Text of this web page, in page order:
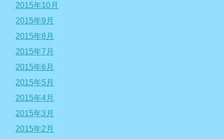
2015年10月
2015年9月
2015年8月
2015年7月
2015年6月
2015年5月
2015年4月
2015年3月
2015年2月